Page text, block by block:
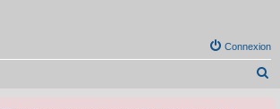
Connexion